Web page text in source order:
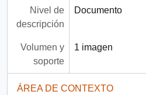
Nivel de
descripción
Documento
Volumen y
soporte
1 imagen
ÁREA DE CONTEXTO